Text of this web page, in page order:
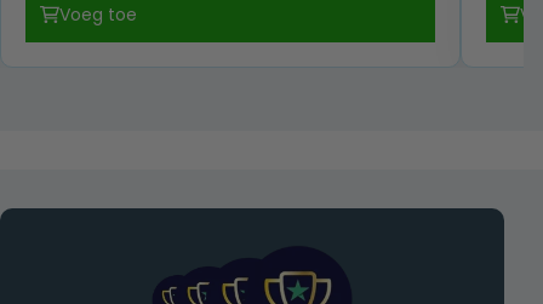
was:
€ 209,00.€ 129,00.
Voeg toe